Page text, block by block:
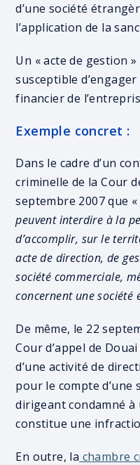
d’une société
l’application de la
Un « acte de gestion
susceptible
financier de
Exemple concret :
Dans le cadre d’un
criminelle de la Cour
septembre 2007 que «
peuvent interdire à la
d’accomplir, sur le
acte de direction, de
société commerciale,
concernent une société
De même, le 22
Cour d’appel de
d’une activité de
pour le compte
dirigeant condamné
constitue une
En outre, la chambre